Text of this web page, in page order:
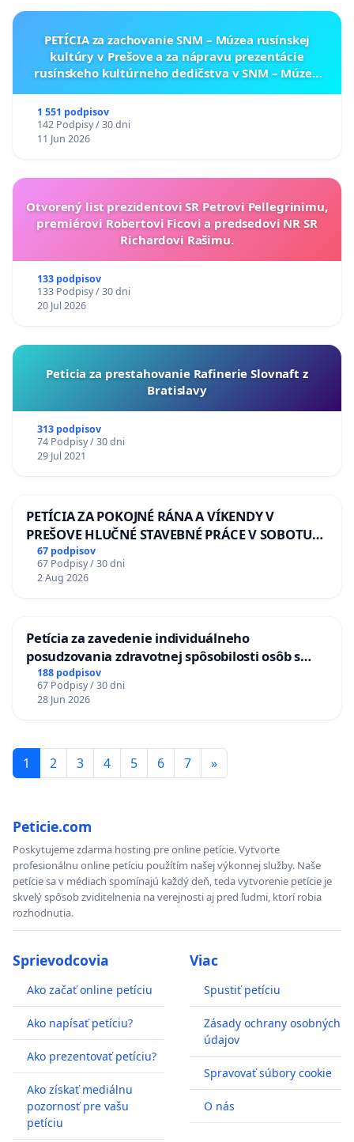
PETÍCIA za zachovanie SNM – Múzea rusínskej
kultúry v Prešove a za nápravu prezentácie
rusínskeho kultúrneho dedičstva v SNM – Múzeu
1 551 podpisov
142 Podpisy / 30 dni
11 Jun 2026
Otvorený list prezidentovi SR Petrovi Pellegrinimu,
premiérovi Robertovi Ficovi a predsedovi NR SR
Richardovi Rašimu.
133 podpisov
133 Podpisy / 30 dni
20 Jul 2026
Peticia za prestahovanie Rafinerie Slovnaft z
Bratislavy
313 podpisov
74 Podpisy / 30 dni
29 Jul 2021
PETÍCIA ZA POKOJNÉ RÁNA A VÍKENDY V
PREŠOVE HLUČNÉ STAVEBNÉ PRÁCE V SOBOTU
LEN OD 9.00 DO 13.00 HOD., CEZ PRACOVNÝ
TÝŽDEŇ CIEĽ 8.00 – 18.00 HOD. A PRAVIDELNÁ
KONTROLA STAVBY C-AREA NA
67 podpisov
67 Podpisy / 30 dni
2 Aug 2026
Petícia za zavedenie individuálneho
posudzovania zdravotnej spôsobilosti osôb s
diabetom 1. a 2. typu pri prijímaní do
Policajného zboru SR
188 podpisov
67 Podpisy / 30 dni
28 Jun 2026
1 2 3 4 5 6 7 »
Peticie.com
Poskytujeme zdarma hosting pre online petície. Vytvorte
profesionálnu online petíciu použítím našej výkonnej služby. Naše
petície sa v médiach spomínajú každý deň, teda vytvorenie petície je
skvelý spôsob zviditelnenia na verejnosti aj pred ľudmi, ktorí robia
rozhodnutia.
Sprievodcovia
Ako začať online petíciu
Ako napísať petíciu?
Ako prezentovať petíciu?
Ako získať mediálnu
pozornosť pre vašu
petíciu
Viac
Spustiť petíciu
Zásady ochrany osobných
údajov
Spravovať súbory cookie
O nás